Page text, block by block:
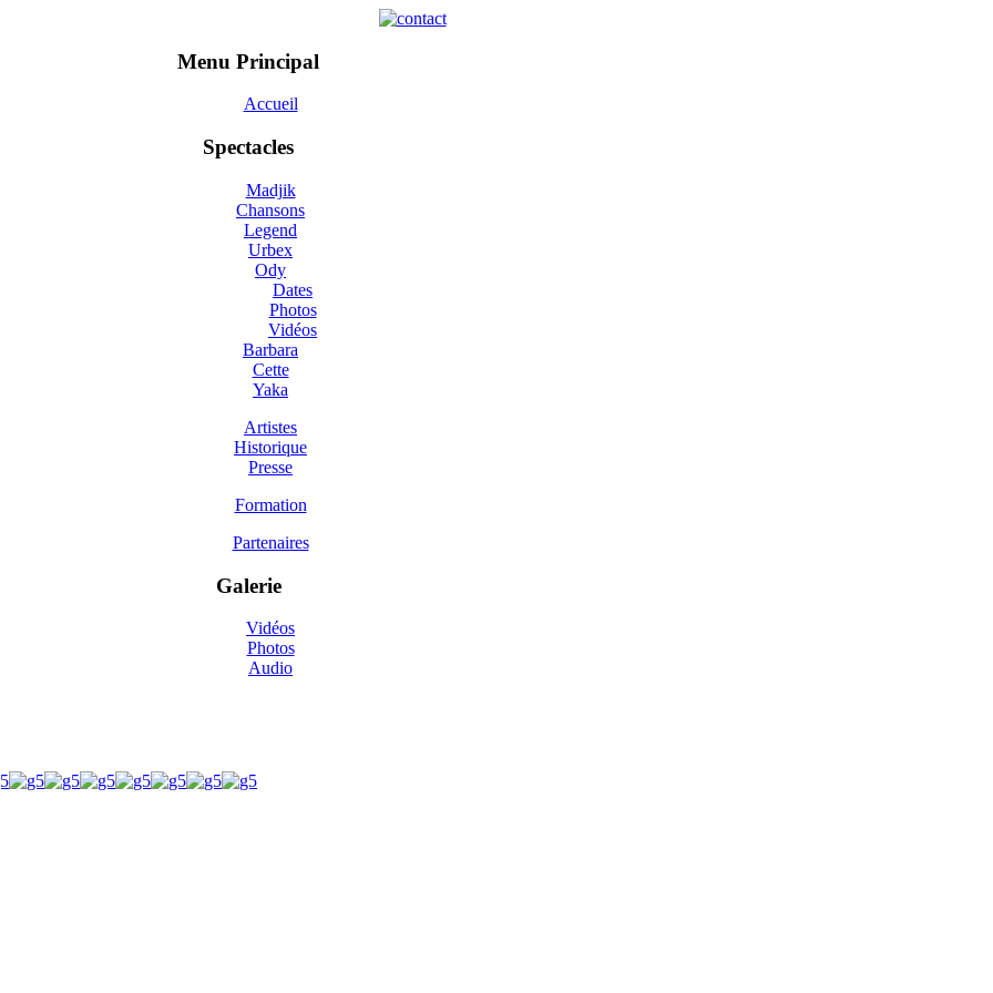
Menu Principal
Accueil
Spectacles
Madjik
Chansons
Legend
Urbex
Ody
Dates
Photos
Vidéos
Barbara
Cette
Yaka
Artistes
Historique
Presse
Formation
Partenaires
Galerie
Vidéos
Photos
Audio